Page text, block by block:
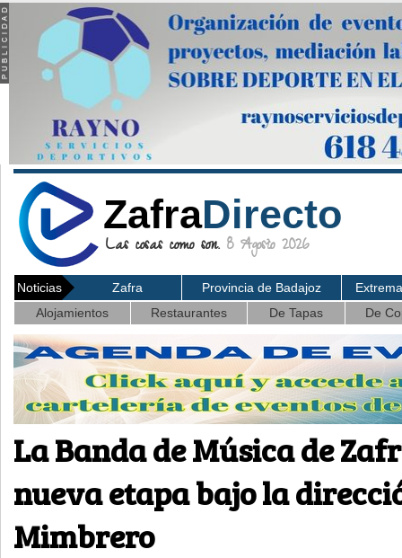
ZafraDirecto
Las cosas como son. 8 Agosto 2026
Noticias Zafra Provincia de Badajoz
Alojamientos
Restaurantes De Tapas De
La Banda de Música de
nueva etapa bajo la
Mimbrero